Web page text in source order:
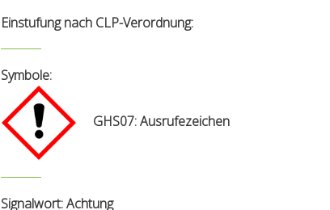
Einstufung nach CLP-Verordnung:
Symbole:
GHS07: Ausrufezeichen
Signalwort: Achtung